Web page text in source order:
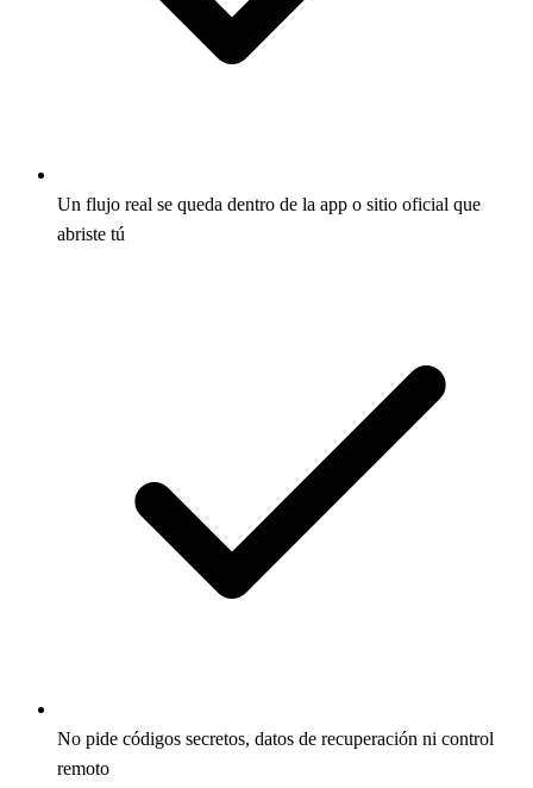
Un flujo real se queda dentro de la app o sitio oficial que
abriste tú
No pide códigos secretos, datos de recuperación ni control
remoto